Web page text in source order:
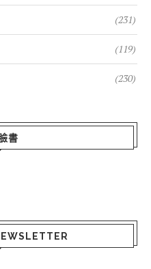
(231)
(119)
(230)
書